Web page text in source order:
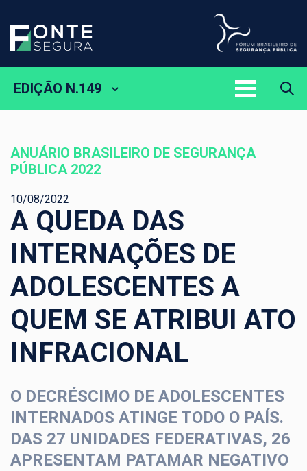
EDIÇÃO N.149
ANUÁRIO BRASILEIRO DE SEGURANÇA
PÚBLICA 2022
10/08/2022
A QUEDA DAS
INTERNAÇÕES DE
ADOLESCENTES A
QUEM SE ATRIBUI ATO
INFRACIONAL
O DECRÉSCIMO DE ADOLESCENTES
INTERNADOS ATINGE TODO O PAÍS.
DAS 27 UNIDADES FEDERATIVAS, 26
APRESENTAM PATAMAR NEGATIVO